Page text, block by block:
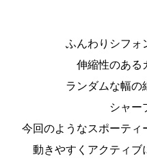
ふんわりシフォ
伸縮性のある
ランダムな幅の
シャー
今回のようなスポーティ
動きやすくアクティブ